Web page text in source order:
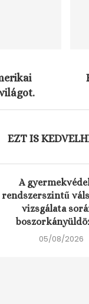
EZT IS
A
rendszerszintű
vizsgálata
05/08/2026